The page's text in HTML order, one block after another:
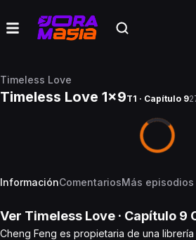
Timeless Love
Timeless Love 1x9T1 · Capítulo 9
InformaciónComentariosMás episodios
Ver Timeless Love · Capítulo 9
Cheng Feng es propietaria de una